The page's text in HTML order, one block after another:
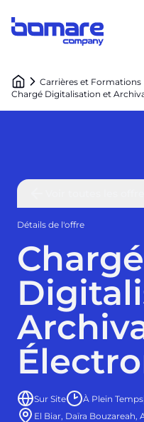
Carrières et Formations
Chargé Digitalisation et
Détails de l'offre
Chargé
Sur Site À Plein Temps
El Biar, Daïra Bouzareah,